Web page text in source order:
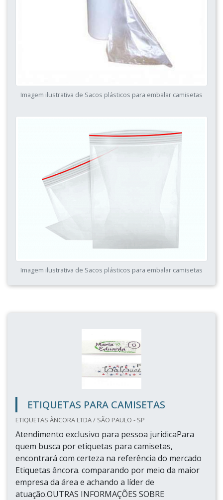
Imagem ilustrativa de Sacos plásticos para embalar camisetas
Imagem ilustrativa de Sacos plásticos para embalar camisetas
ETIQUETAS PARA CAMISETAS
ETIQUETAS ÂNCORA LTDA / SÃO PAULO - SP
Atendimento exclusivo para pessoa juridicaPara
quem busca por etiquetas para camisetas,
encontrará com certeza na referência do mercado
Etiquetas âncora. comparando por meio da maior
empresa da área e achando a líder de
atuação.OUTRAS INFORMAÇÕES SOBRE